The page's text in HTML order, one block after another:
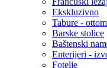
Ekskluzivno
Tabure -
Barske stolice
Baštenski
Enterijeri -
Fotelje